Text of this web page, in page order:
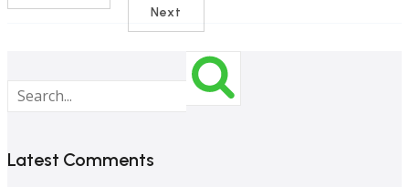
Next
Latest Comments